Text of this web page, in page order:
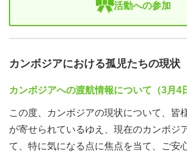
活動への参加
カンボジアにおける孤児たちの現状
カンボジアへの渡航情報について（3月4
この度、カンボジアの現状について、皆
が寄せられているゆえ、現在のカンボジ
て、特に気になる点に焦点を当て、ご安